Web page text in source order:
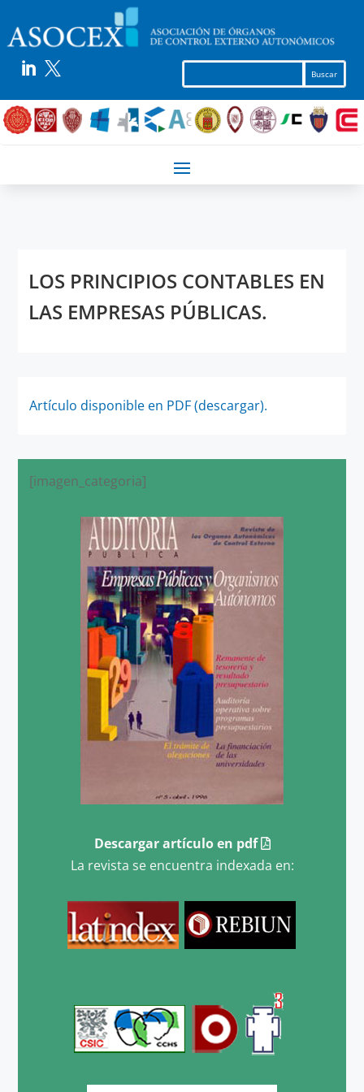
 
LOS PRINCIPIOS CONTABLES EN
LAS EMPRESAS PÚBLICAS.
Artículo disponible en PDF (descargar).
[imagen_categoria]
Descargar artículo en pdf
La revista se encuentra indexada en: